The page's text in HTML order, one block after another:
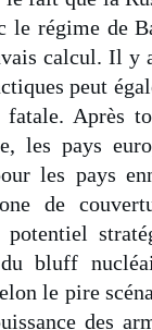
régime de
calcul. Il y
peut
Après
les pays
les pays
de
bluff
le pire
des